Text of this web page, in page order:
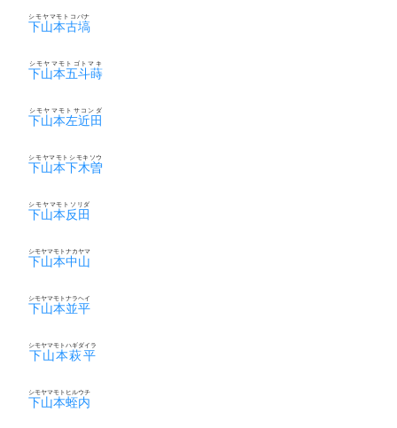
下山本古塙
シモヤマモトコバナ
下山本五斗蒔
シモヤマモトゴトマキ
下山本左近田
シモヤマモトサコンダ
下山本下木曽
シモヤマモトシモキソウ
下山本反田
シモヤマモトソリダ
下山本中山
シモヤマモトナカヤマ
下山本並平
シモヤマモトナラヘイ
下山本萩平
シモヤマモトハギダイラ
下山本蛭内
シモヤマモトヒルウチ